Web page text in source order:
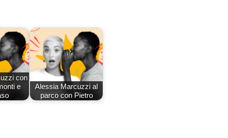
con
e
Alessia Marcuzzi al
parco con Pietro